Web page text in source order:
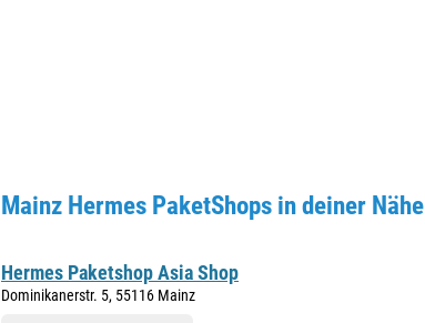
Mainz Hermes PaketShops in deiner Nähe
Hermes Paketshop Asia Shop
Dominikanerstr. 5, 55116 Mainz